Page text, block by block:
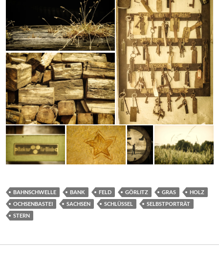
BAHNSCHWELLE BANK FELD GÖRLITZ GRAS
HOLZ
OCHSENBASTEI
SACHSEN SCHLÜSSEL
SELBSTPORTRÄT
STERN